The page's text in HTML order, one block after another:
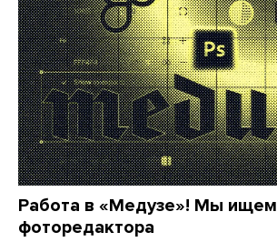
Работа в «Медузе»! Мы ищем
фоторедактора